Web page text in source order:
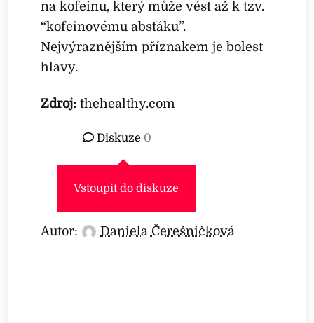
na kofeinu, který může vést až k tzv.
“kofeinovému absťáku”.
Nejvýraznějším příznakem je bolest
hlavy.
Zdroj: thehealthy.com
Diskuze 0
Vstoupit do diskuze
Autor: Daniela Čerešničková